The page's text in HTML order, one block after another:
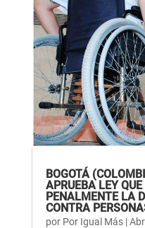
BOGOTÁ
APRUEBA LEY
PENALMENTE LA
CONTRA
por Por Igual Más|